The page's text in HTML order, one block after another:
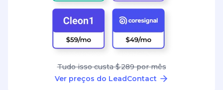
Tudo isso custa $ 289 por mês
Ver preços do LeadContact